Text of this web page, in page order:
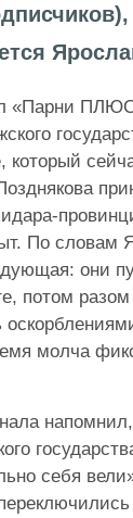
«Парни
который
По словам
они
потом
молча
себя